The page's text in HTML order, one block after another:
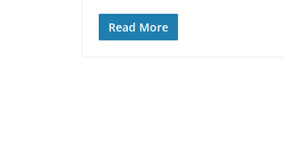
Read More